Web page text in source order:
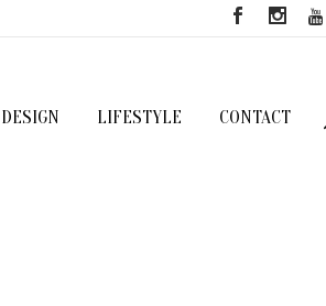
DESIGN LIFESTYLE CONTACT